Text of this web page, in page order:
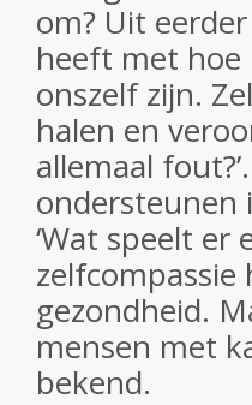
om? Uit
heeft met hoe
onszelf zijn.
halen en
allemaal
ondersteunen
‘Wat speelt er
gezondheid.
mensen met
bekend.